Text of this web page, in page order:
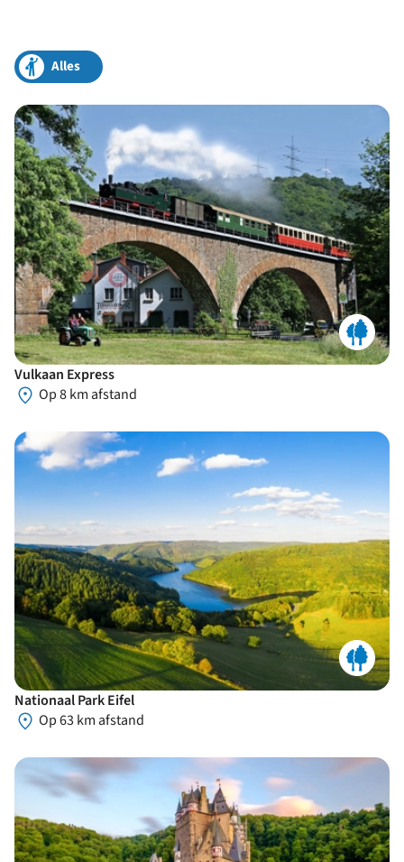
Alles
Vulkaan Express
Op 8 km afstand
Nationaal Park Eifel
Op 63 km afstand